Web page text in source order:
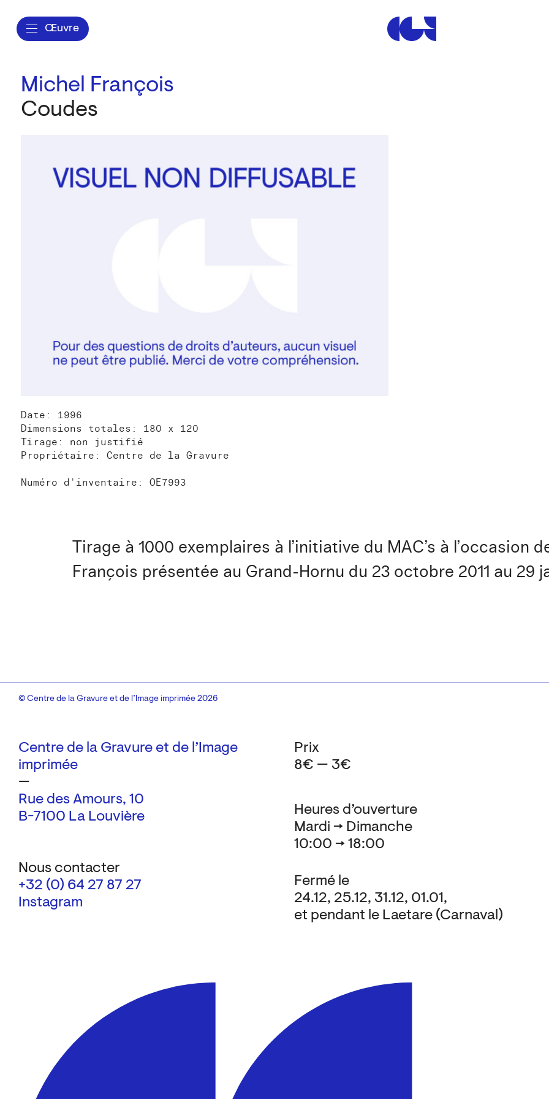
Œuvre Centre de la Gravure et
Michel François
Coudes
Date: 1996
Dimensions totales: 180 x 120
Tirage: non justifié
Propriétaire: Centre de la Gravure
Numéro d'inventaire: OE7993
Tirage à 1000 exemplaires à l’initiative du MAC’s à l’occasion
François présentée au Grand-Hornu du 23 octobre 2011 au 29
Centre de la Gravure et de l’Image
imprimée
—
Rue des Amours, 10
B-7100 La Louvière
Nous contacter
+32 (0) 64 27 87 27
Instagram
Heures d’ouverture
Mardi → Dimanche
10:00 → 18:00
Fermé le
24.12, 25.12, 31.12, 01.01,
et pendant le Laetare (Carnaval)
Prix
8€ — 3€
© Centre de la Gravure et de l’Image imprimée 2026